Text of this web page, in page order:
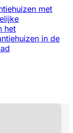
met
het
in de